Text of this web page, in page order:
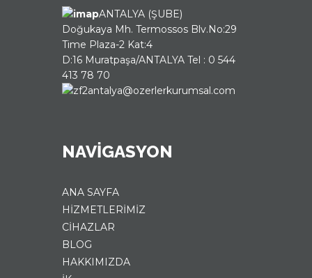
ANTALYA (ŞUBE)
Doğukaya Mh. Termossos Blv.No:29
Time Plaza-2 Kat:4
D:16 Muratpaşa/ANTALYA Tel : 0 544
413 78 70
antalya@ozerlerkurumsal.com
NAVIGASYON
ANA SAYFA
HİZMETLERİMİZ
CİHAZLAR
BLOG
HAKKIMIZDA